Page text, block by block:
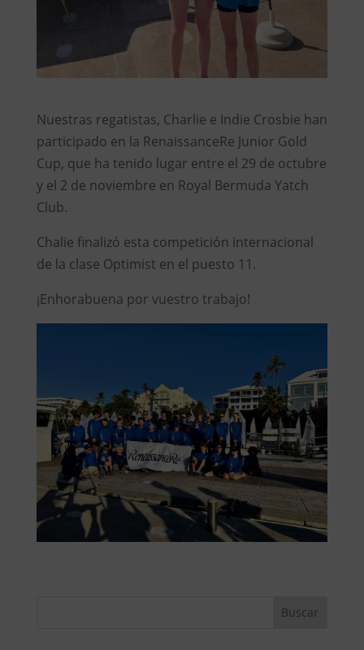
Nuestras regatistas, Charlie e Indie Crosbie han
participado en la RenaissanceRe Junior Gold
Cup, que ha tenido lugar entre el 29 de octubre
y el 2 de noviembre en Royal Bermuda Yatch
Club.
Chalie finalizó esta competición internacional
de la clase Optimist en el puesto 11.
¡Enhorabuena por vuestro trabajo!